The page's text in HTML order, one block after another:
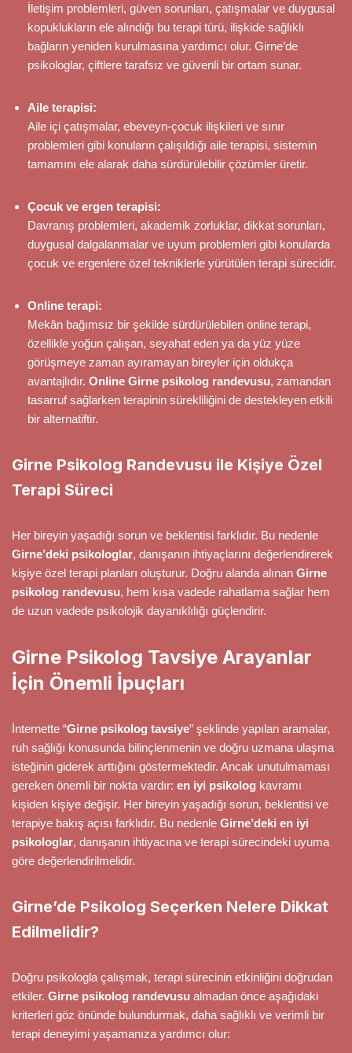
İletişim problemleri, güven sorunları, çatışmalar ve duygusal
kopuklukların ele alındığı bu terapi türü, ilişkide sağlıklı
bağların yeniden kurulmasına yardımcı olur. Girne’de
psikologlar, çiftlere tarafsız ve güvenli bir ortam sunar.
Aile terapisi:
Aile içi çatışmalar, ebeveyn-çocuk ilişkileri ve sınır
problemleri gibi konuların çalışıldığı aile terapisi, sistemin
tamamını ele alarak daha sürdürülebilir çözümler üretir.
Çocuk ve ergen terapisi:
Davranış problemleri, akademik zorluklar, dikkat sorunları,
duygusal dalgalanmalar ve uyum problemleri gibi konularda
çocuk ve ergenlere özel tekniklerle yürütülen terapi sürecidir.
Online terapi:
Mekân bağımsız bir şekilde sürdürülebilen online terapi,
özellikle yoğun çalışan, seyahat eden ya da yüz yüze
görüşmeye zaman ayıramayan bireyler için oldukça
avantajlıdır. Online Girne psikolog randevusu, zamandan
tasarruf sağlarken terapinin sürekliliğini de destekleyen etkili
bir alternatiftir.
Girne Psikolog Randevusu ile Kişiye Özel
Terapi Süreci
Her bireyin yaşadığı sorun ve beklentisi farklıdır. Bu nedenle
Girne’deki psikologlar, danışanın ihtiyaçlarını değerlendirerek
kişiye özel terapi planları oluşturur. Doğru alanda alınan Girne
psikolog randevusu, hem kısa vadede rahatlama sağlar hem
de uzun vadede psikolojik dayanıklılığı güçlendirir.
Girne Psikolog Tavsiye Arayanlar
İçin Önemli İpuçları
İnternette “Girne psikolog tavsiye” şeklinde yapılan aramalar,
ruh sağlığı konusunda bilinçlenmenin ve doğru uzmana ulaşma
isteğinin giderek arttığını göstermektedir. Ancak unutulmaması
gereken önemli bir nokta vardır: en iyi psikolog kavramı
kişiden kişiye değişir. Her bireyin yaşadığı sorun, beklentisi ve
terapiye bakış açısı farklıdır. Bu nedenle Girne’deki en iyi
psikologlar, danışanın ihtiyacına ve terapi sürecindeki uyuma
göre değerlendirilmelidir.
Girne’de Psikolog Seçerken Nelere Dikkat
Edilmelidir?
Doğru psikologla çalışmak, terapi sürecinin etkinliğini doğrudan
etkiler. Girne psikolog randevusu almadan önce aşağıdaki
kriterleri göz önünde bulundurmak, daha sağlıklı ve verimli bir
terapi deneyimi yaşamanıza yardımcı olur: